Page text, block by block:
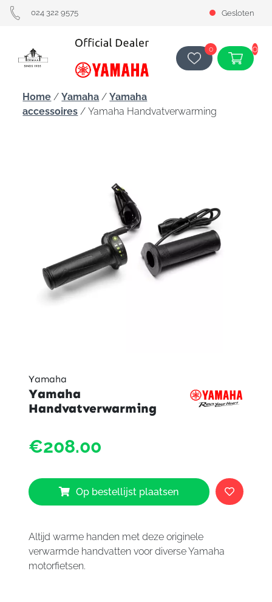
024 322 9575 Gesloten
0 0
Home /Yamaha /Yamaha
accessoires / Yamaha Handvatverwarming
Yamaha
Yamaha
Handvatverwarming
€208.00
Op bestellijst plaatsen
Altijd warme handen met deze originele
verwarmde handvatten voor diverse Yamaha
motorfietsen.